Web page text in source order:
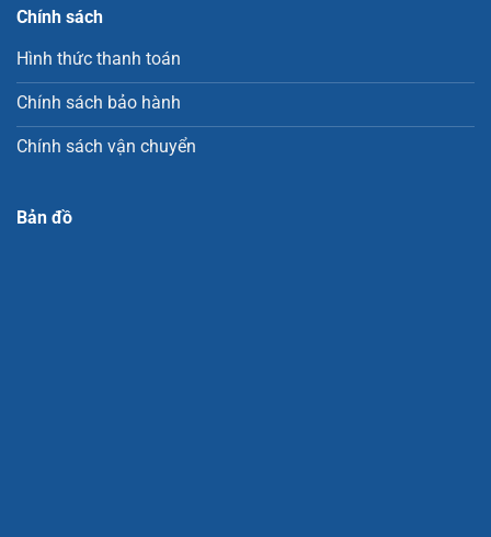
Chính sách
Hình thức thanh toán
Chính sách bảo hành
Chính sách vận chuyển
Bản đồ